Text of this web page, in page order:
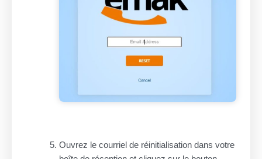
Ouvrez le courriel de réinitialisation dans votre